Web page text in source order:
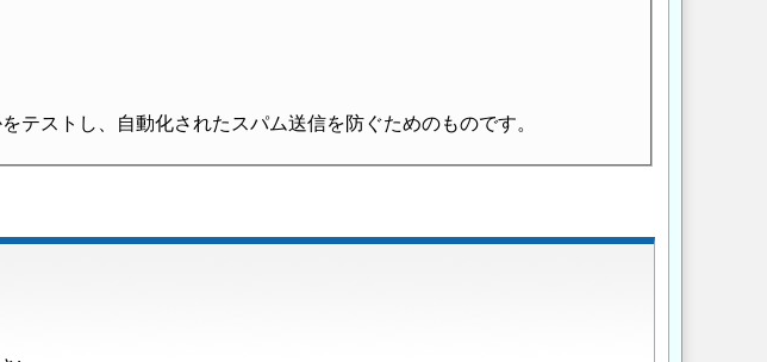
テストし、自動化されたスパム送信を防ぐためのものです。